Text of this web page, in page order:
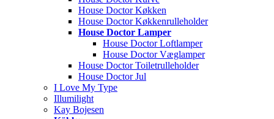
House Doctor Køkken
House Doctor Køkkenrulleholder
House Doctor Lamper
House Doctor Loftlamper
House Doctor Væglamper
House Doctor Toiletrulleholder
House Doctor Jul
I Love My Type
Illumilight
Kay Bojesen